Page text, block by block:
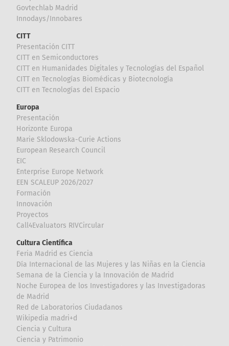
Govtechlab Madrid
Innodays/Innobares
CITT
Presentación CITT
CITT en Semiconductores
CITT en Humanidades Digitales y Tecnologías del Español
CITT en Tecnologías Biomédicas y Biotecnología
CITT en Tecnologías del Espacio
Europa
Presentación
Horizonte Europa
Marie Sklodowska-Curie Actions
European Research Council
EIC
Enterprise Europe Network
EEN SCALEUP 2026/2027
Formación
Innovación
Proyectos
Call4Evaluators RIVCircular
Cultura Científica
Feria Madrid es Ciencia
Día Internacional de las Mujeres y las Niñas en la Ciencia
Semana de la Ciencia y la Innovación de Madrid
Noche Europea de los Investigadores y las Investigadoras
de Madrid
Red de Laboratorios Ciudadanos
Wikipedia madri+d
Ciencia y Cultura
Ciencia y Patrimonio